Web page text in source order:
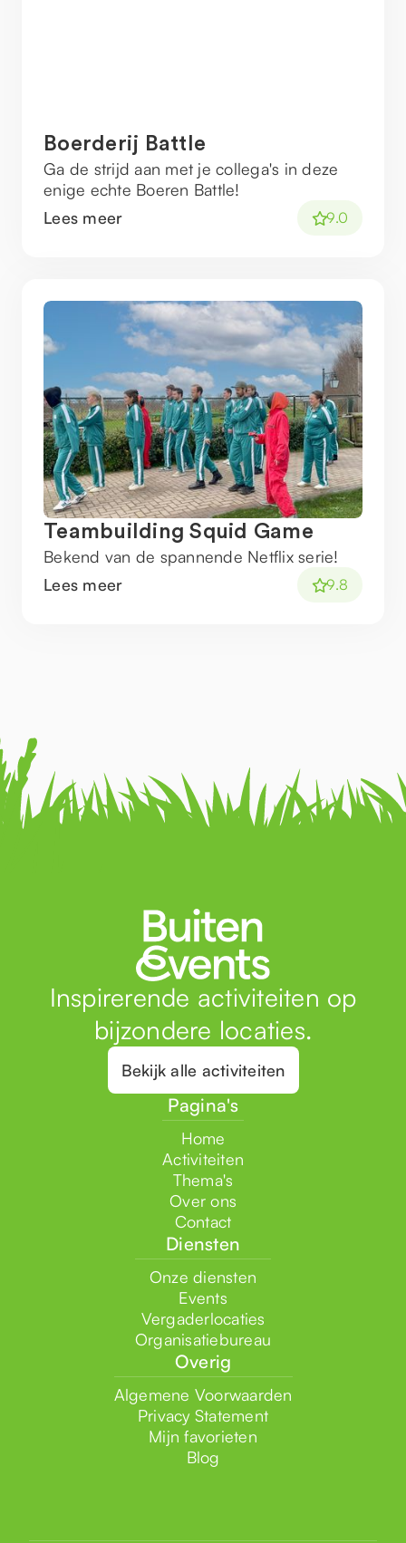
Boerderij Battle
Ga de strijd aan met je collega's in deze
enige echte Boeren Battle!
Lees meer
9.0
Teambuilding Squid Game
Bekend van de spannende Netflix serie!
Lees meer
9.8
Inspirerende activiteiten op
bijzondere locaties.
Bekijk alle activiteiten
Pagina's
Home
Activiteiten
Thema's
Over ons
Contact
Diensten
Onze diensten
Events
Vergaderlocaties
Organisatiebureau
Overig
Algemene Voorwaarden
Privacy Statement
Mijn favorieten
Blog